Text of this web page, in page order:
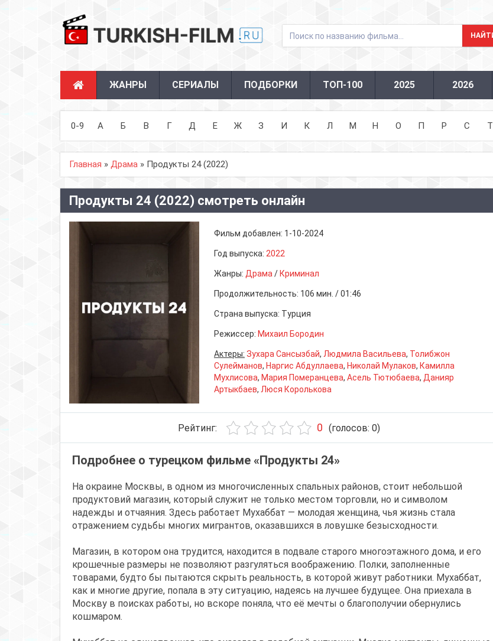
ЖАНРЫ СЕРИАЛЫ ПОДБОРКИ ТОП-100 2025 2026
0-9 А Б В Г Д Е Ж З И К Л М Н О П Р С Т
Главная » Драма » Продукты 24 (2022)
Продукты 24 (2022) смотреть онлайн
Фильм добавлен: 1-10-2024
Год выпуска: 2022
Жанры: Драма / Криминал
Продолжительность: 106 мин. / 01:46
Страна выпуска: Турция
Режиссер: Михаил Бородин
Актеры: Зухара Сансызбай, Людмила Васильева, Толибжон
Сулейманов, Наргис Абдуллаева, Николай Мулаков, Камилла
Мухлисова, Мария Померанцева, Асель Тютюбаева, Данияр
Артыкбаев, Люся Королькова
Рейтинг: 0 (голосов: 0)
Подробнее о турецком фильме «Продукты 24»
На окраине Москвы, в одном из многочисленных спальных районов, стоит небольшой
продуктовий магазин, который служит не только местом торговли, но и символом
надежды и отчаяния. Здесь работает Мухаббат — молодая женщина, чья жизнь стала
отражением судьбы многих мигрантов, оказавшихся в ловушке безысходности.
Магазин, в котором она трудится, находится в подвале старого многоэтажного дома, и его
крошечные размеры не позволяют разгуляться воображению. Полки, заполненные
товарами, будто бы пытаются скрыть реальность, в которой живут работники. Мухаббат,
как и многие другие, попала в эту ситуацию, надеясь на лучшее будущее. Она приехала в
Москву в поисках работы, но вскоре поняла, что её мечты о благополучии обернулись
кошмаром.